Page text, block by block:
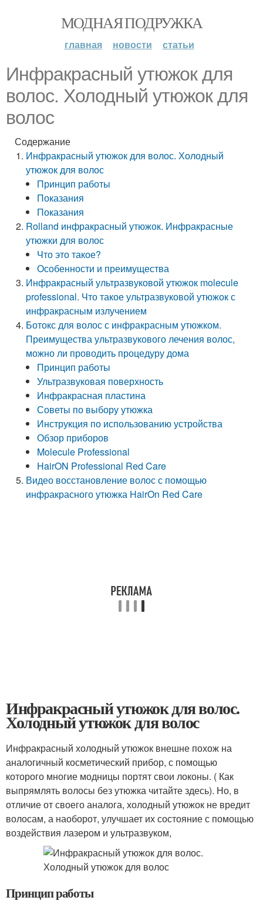
МОДНАЯ ПОДРУЖКА
главная новости статьи
Инфракрасный утюжок для
волос. Холодный утюжок для
волос
Содержание
Инфракрасный утюжок для волос. Холодный
утюжок для волос
Принцип работы
Показания
Показания
Rolland инфракрасный утюжок. Инфракрасные
утюжки для волос
Что это такое?
Особенности и преимущества
Инфракрасный ультразвуковой утюжок molecule
professional. Что такое ультразвуковой утюжок с
инфракрасным излучением
Ботокс для волос с инфракрасным утюжком.
Преимущества ультразвукового лечения волос,
можно ли проводить процедуру дома
Принцип работы
Ультразвуковая поверхность
Инфракрасная пластина
Советы по выбору утюжка
Инструкция по использованию устройства
Обзор приборов
Molecule Professional
HairON Professional Red Care
Видео восстановление волос с помощью
инфракрасного утюжка HairOn Red Care
Инфракрасный утюжок для волос.
Холодный утюжок для волос
Инфракрасный холодный утюжок внешне похож на
аналогичный косметический прибор, с помощью
которого многие модницы портят свои локоны. ( Как
выпрямлять волосы без утюжка читайте здесь). Но, в
отличие от своего аналога, холодный утюжок не вредит
волосам, а наоборот, улучшает их состояние с помощью
воздействия лазером и ультразвуком,
Принцип работы